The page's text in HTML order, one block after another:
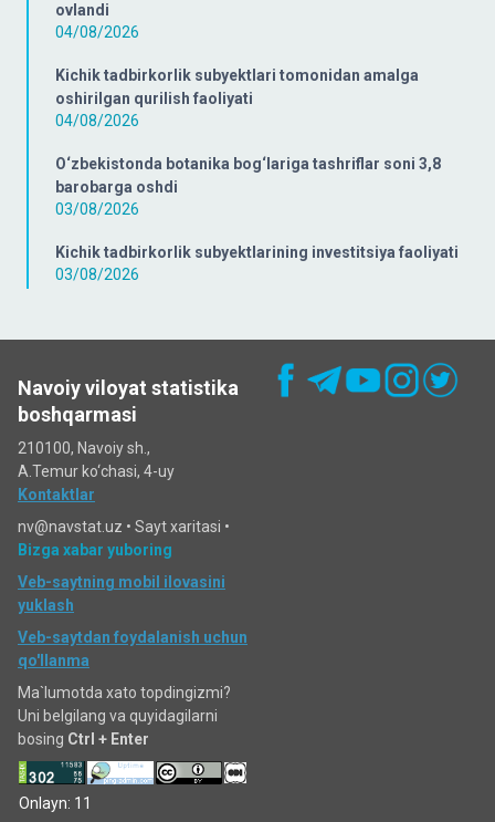
ovlandi
04/08/2026
Kichik tadbirkorlik subyektlari tomonidan amalga
oshirilgan qurilish faoliyati
04/08/2026
O‘zbekistonda botanika bog‘lariga tashriflar soni 3,8
barobarga oshdi
03/08/2026
Kichik tadbirkorlik subyektlarining investitsiya faoliyati
03/08/2026
Navoiy viloyat statistika
boshqarmasi
210100, Navoiy sh.,
A.Temur ko‘chаsi, 4-uy
Kontaktlar
nv@navstat.uz • Sayt xaritasi •
Bizga xabar yuboring
Veb-saytning mobil ilovasini
yuklash
Veb-saytdan foydalanish uchun
qo'llanma
Ma`lumotda xato topdingizmi?
Uni belgilang va quyidagilarni
bosing Ctrl + Enter
Onlayn: 11